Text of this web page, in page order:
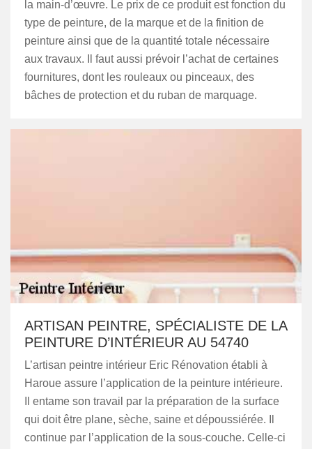
la main-d’œuvre. Le prix de ce produit est fonction du
type de peinture, de la marque et de la finition de
peinture ainsi que de la quantité totale nécessaire
aux travaux. Il faut aussi prévoir l’achat de certaines
fournitures, dont les rouleaux ou pinceaux, des
bâches de protection et du ruban de marquage.
ARTISAN PEINTRE, SPÉCIALISTE DE LA
PEINTURE D’INTÉRIEUR AU 54740
L’artisan peintre intérieur Eric Rénovation établi à
Haroue assure l’application de la peinture intérieure.
Il entame son travail par la préparation de la surface
qui doit être plane, sèche, saine et dépoussiérée. Il
continue par l’application de la sous-couche. Celle-ci